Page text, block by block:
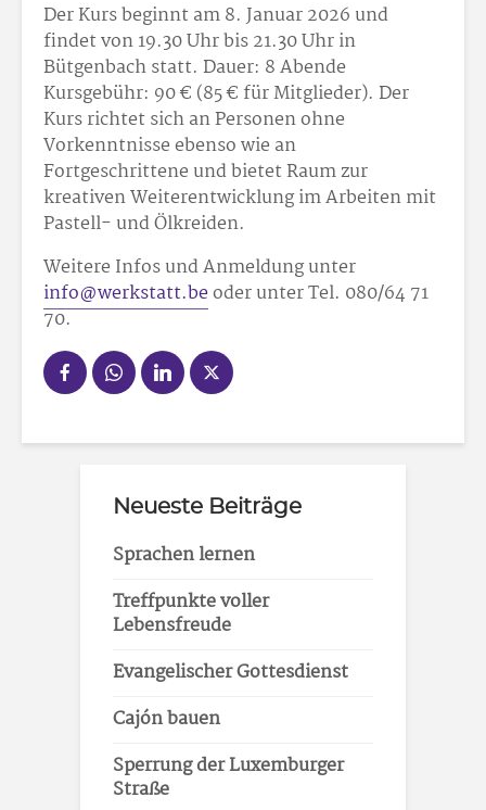
Der Kurs beginnt am 8. Januar 2026 und
findet von 19.30 Uhr bis 21.30 Uhr in
Bütgenbach statt. Dauer: 8 Abende
Kursgebühr: 90 € (85 € für Mitglieder). Der
Kurs richtet sich an Personen ohne
Vorkenntnisse ebenso wie an
Fortgeschrittene und bietet Raum zur
kreativen Weiterentwicklung im Arbeiten mit
Pastell- und Ölkreiden.
Weitere Infos und Anmeldung unter
info@werkstatt.beoder unter Tel. 080/64 71
70.
Neueste Beiträge
Sprachen lernen
Treffpunkte voller
Lebensfreude
Evangelischer Gottesdienst
Cajón bauen
Sperrung der Luxemburger
Straße